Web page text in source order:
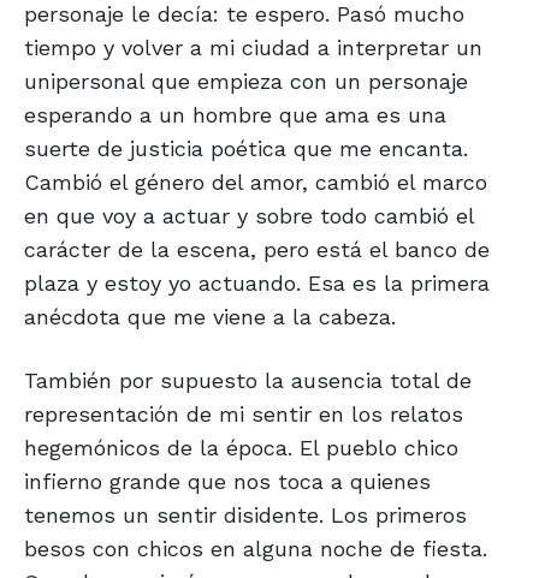
personaje le decía: te espero. Pasó mucho
tiempo y volver a mi ciudad a interpretar un
unipersonal que empieza con un personaje
esperando a un hombre que ama es una
suerte de justicia poética que me encanta.
Cambió el género del amor, cambió el marco
en que voy a actuar y sobre todo cambió el
carácter de la escena, pero está el banco de
plaza y estoy yo actuando. Esa es la primera
anécdota que me viene a la cabeza.
También por supuesto la ausencia total de
representación de mi sentir en los relatos
hegemónicos de la época. El pueblo chico
infierno grande que nos toca a quienes
tenemos un sentir disidente. Los primeros
besos con chicos en alguna noche de fiesta.